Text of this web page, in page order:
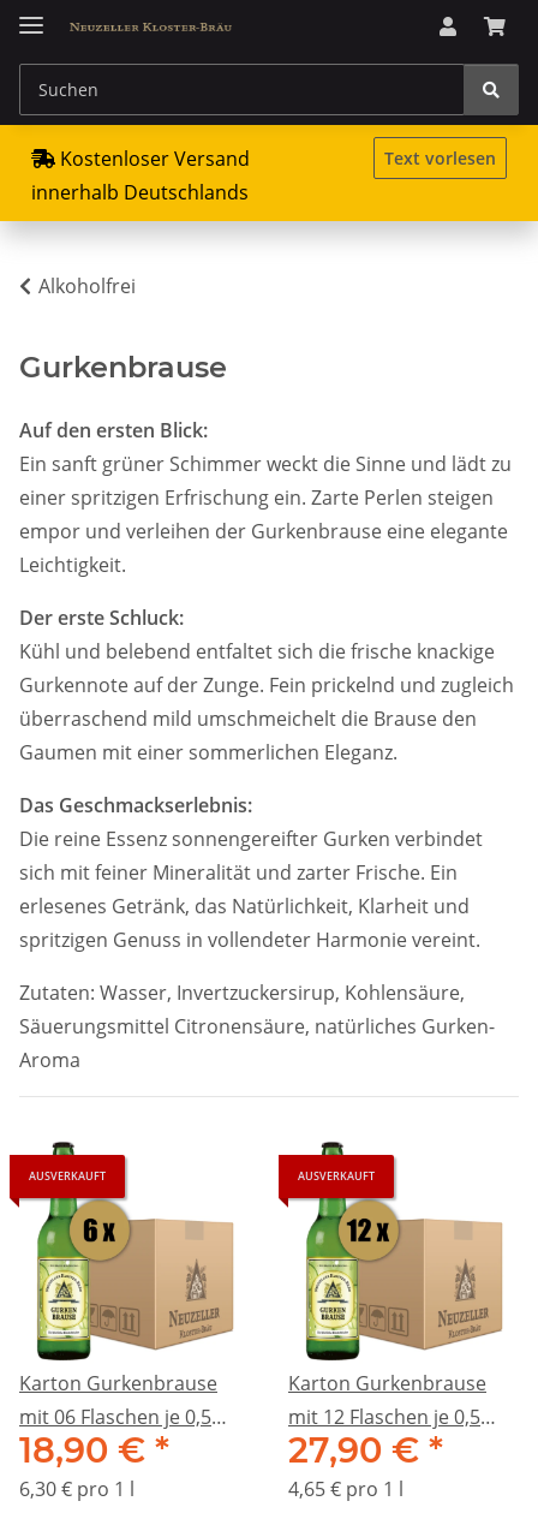
Kostenloser Versand
innerhalb Deutschlands
Text vorlesen
Alkoholfrei
Gurkenbrause
Auf den ersten Blick:
Ein sanft grüner Schimmer weckt die Sinne und lädt zu
einer spritzigen Erfrischung ein. Zarte Perlen steigen
empor und verleihen der Gurkenbrause eine elegante
Leichtigkeit.
Der erste Schluck:
Kühl und belebend entfaltet sich die frische knackige
Gurkennote auf der Zunge. Fein prickelnd und zugleich
überraschend mild umschmeichelt die Brause den
Gaumen mit einer sommerlichen Eleganz.
Das Geschmackserlebnis:
Die reine Essenz sonnengereifter Gurken verbindet
sich mit feiner Mineralität und zarter Frische. Ein
erlesenes Getränk, das Natürlichkeit, Klarheit und
spritzigen Genuss in vollendeter Harmonie vereint.
Zutaten: Wasser, Invertzuckersirup, Kohlensäure,
Säuerungsmittel Citronensäure, natürliches Gurken-
Aroma
AUSVERKAUFT
Karton Gurkenbrause
mit 06 Flaschen je 0,5
Liter
18,90 € *
6,30 € pro 1 l
AUSVERKAUFT
Karton Gurkenbrause
mit 12 Flaschen je 0,5
Liter
27,90 € *
4,65 € pro 1 l